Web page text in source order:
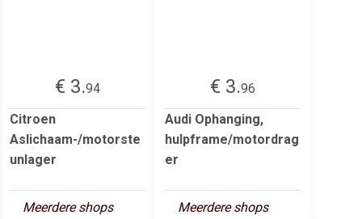
€ 3.94
Citroen
Aslichaam-/motorste
unlager
Meerdere shops
€ 3.96
Audi Ophanging,
hulpframe/motordrag
er
Meerdere shops